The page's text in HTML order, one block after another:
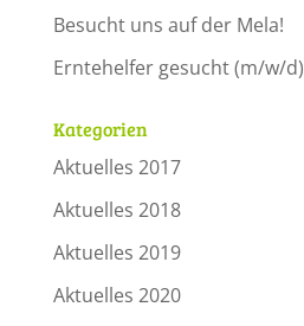
Besucht uns auf der Mela!
Erntehelfer gesucht (m/w/d)
Kategorien
Aktuelles 2017
Aktuelles 2018
Aktuelles 2019
Aktuelles 2020